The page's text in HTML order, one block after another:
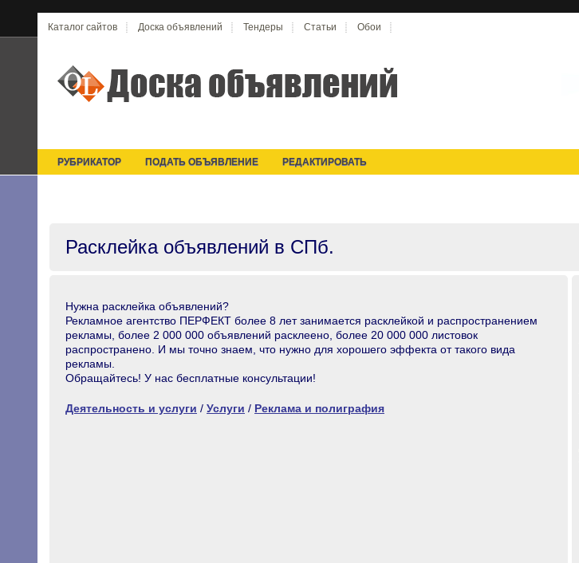
Каталог сайтов Доска объявлений Тендеры Статьи Обои
РУБРИКАТОР ПОДАТЬ ОБЪЯВЛЕНИЕ РЕДАКТИРОВАТЬ
Расклейка объявлений в СПб.
Нужна расклейка объявлений?
Рекламное агентство ПЕРФЕКТ более 8 лет занимается расклейкой и распространением
рекламы, более 2 000 000 объявлений расклеено, более 20 000 000 листовок
распространено. И мы точно знаем, что нужно для хорошего эффекта от такого вида
рекламы.
Обращайтесь! У нас бесплатные консультации!
Деятельность и услуги / Услуги / Реклама и полиграфия